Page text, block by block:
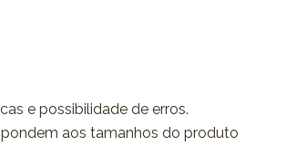
e possibilidade de erros.
aos tamanhos do produto